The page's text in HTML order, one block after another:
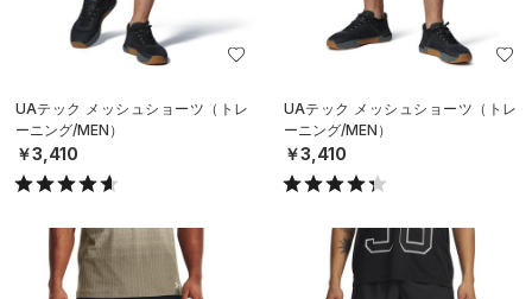
UAテック メッシュショーツ（トレ
ーニング/MEN）
￥3,410
UAテック メッシュショーツ（トレ
ーニング/MEN）
￥3,410